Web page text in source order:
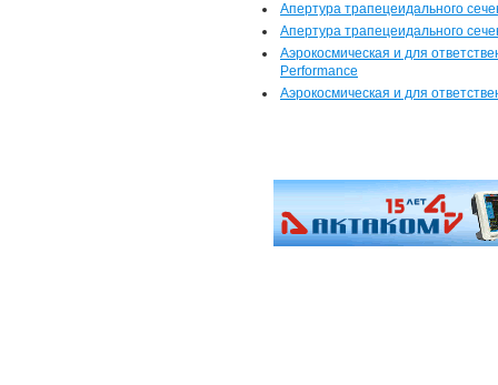
Апертура трапецеидального
Апертура трапецеидального
Аэрокосмическая и для
Performance
Аэрокосмическая и для